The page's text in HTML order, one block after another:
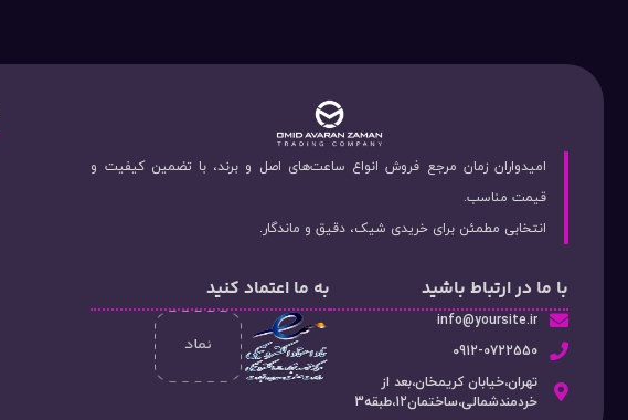
امیدواران زمان مرجع فروش انواع ساعت‌های اصل و برند، با تضمین کیفیت و
قیمت مناسب.
انتخابی مطمئن برای خریدی شیک، دقیق و ماندگار.
با ما در ارتباط باشید
info@yoursite.ir
۰912-0722550
تهران،خیابان کریمخان،بعد از
خردمندشمالی،ساختمان12،طبقه3
به ما اعتماد کنید